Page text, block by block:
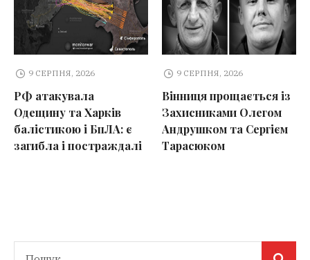
9 СЕРПНЯ, 2026
РФ атакувала
Одещину та Харків
балістикою і БпЛА: є
загибла і постраждалі
9 СЕРПНЯ, 2026
Вінниця прощається із
Захисниками Олегом
Андрушком та Сергієм
Тарасюком